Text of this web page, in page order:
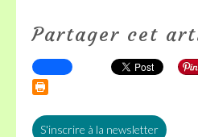
Partager cet
S'inscrire à la newsletter